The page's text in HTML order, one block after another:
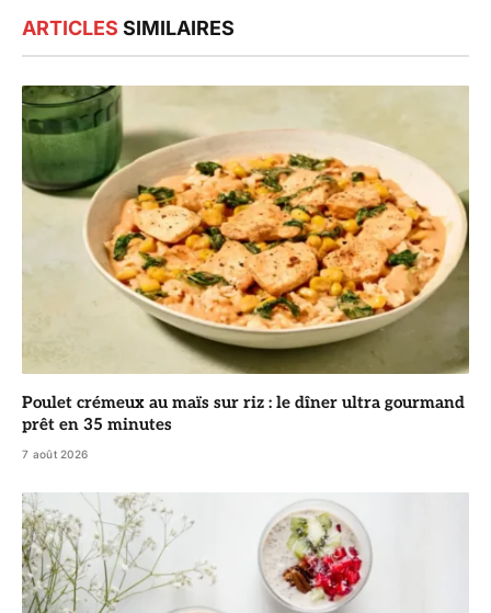
ARTICLES SIMILAIRES
Poulet crémeux au maïs sur riz : le dîner ultra gourmand
prêt en 35 minutes
7 août 2026